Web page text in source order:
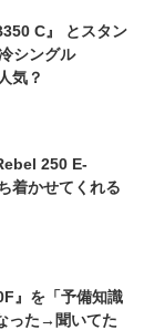
C』 とスタン
シングル
気？
250 E-
着かせてくれる
』を「予備知識
った→聞いてた